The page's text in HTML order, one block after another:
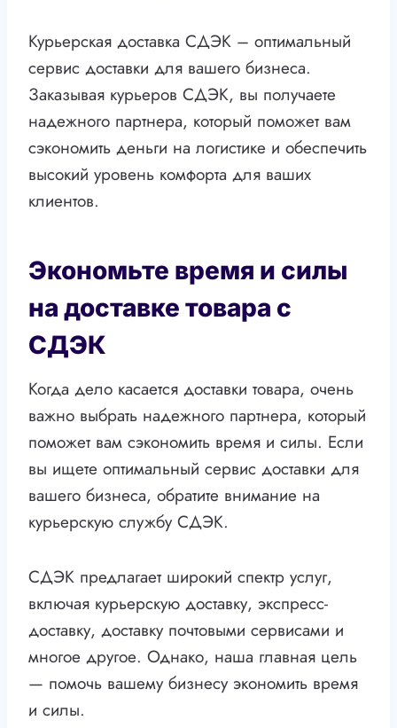
Курьерская доставка СДЭК – оптимальный
сервис доставки для вашего бизнеса.
Заказывая курьеров СДЭК, вы получаете
надежного партнера, который поможет вам
сэкономить деньги на логистике и обеспечить
высокий уровень комфорта для ваших
клиентов.
Экономьте время и силы
на доставке товара с
СДЭК
Когда дело касается доставки товара, очень
важно выбрать надежного партнера, который
поможет вам сэкономить время и силы. Если
вы ищете оптимальный сервис доставки для
вашего бизнеса, обратите внимание на
курьерскую службу СДЭК.
СДЭК предлагает широкий спектр услуг,
включая курьерскую доставку, экспресс-
доставку, доставку почтовыми сервисами и
многое другое. Однако, наша главная цель
— помочь вашему бизнесу экономить время
и силы.